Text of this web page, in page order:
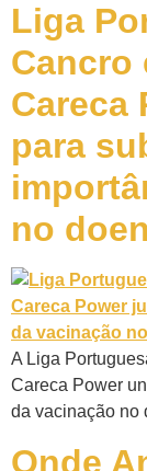
Liga
Cancro
Careca
para
no
A Liga
Careca Power
da vacinação no
Onde